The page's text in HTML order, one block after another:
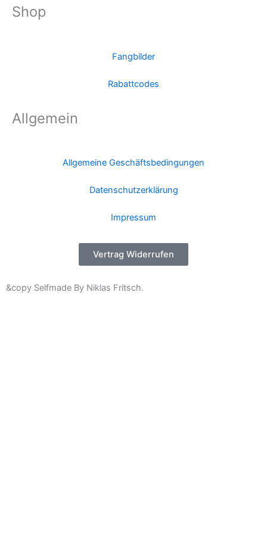
Shop
Fangbilder
Rabattcodes
Allgemein
Allgemeine Geschäftsbedingungen
Datenschutzerklärung
Impressum
Vertrag Widerrufen
&copy Selfmade By Niklas Fritsch.